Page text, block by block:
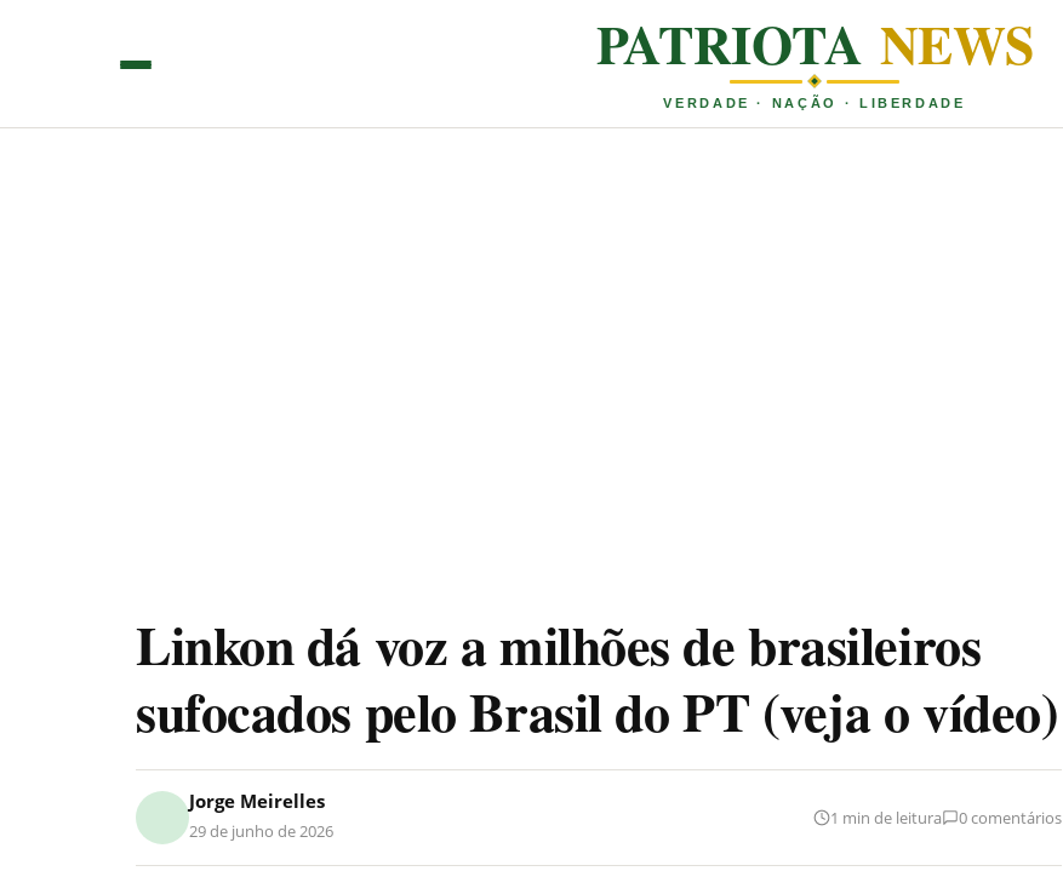
PATRIOTA NEWS
VERDADE · NAÇÃO · LIBERDADE
Linkon dá voz a milhões de brasileiros
sufocados pelo Brasil do PT (veja o vídeo)
Jorge Meirelles
29 de junho de 2026
1 min de leitura 0 comentários